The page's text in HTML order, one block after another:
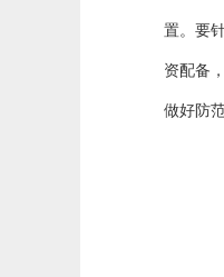
置。要
资配备
做